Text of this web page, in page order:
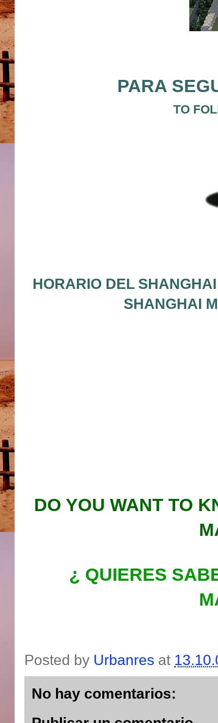
PARA
TO
HORARIO DEL
SHANGHAI
DO YOU WANT TO
¿ QUIERES
Posted by Urbanres at
No hay comentarios: